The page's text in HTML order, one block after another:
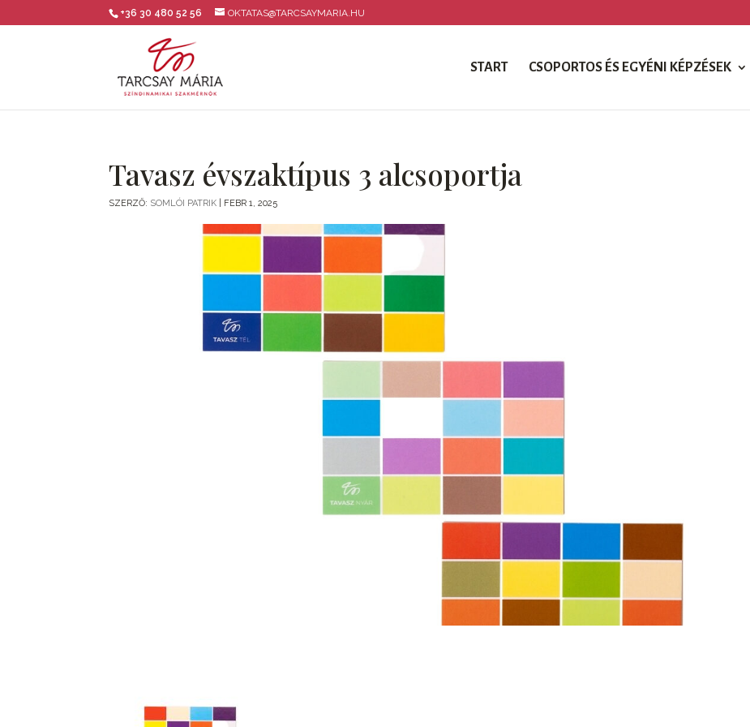
+36 30 480 52 56 OKTATAS@TARCSAYMARIA.HU
START CSOPORTOS ÉS EGYÉNI KÉPZÉSEK
Tavasz évszaktípus 3 alcsoportja
SZERZŐ: SOMLÓI PATRIK FEBR 1, 2025